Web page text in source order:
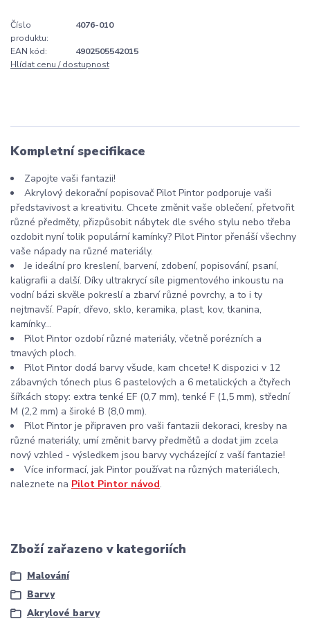
Číslo
produktu:
4076-010
EAN kód:
4902505542015
Hlídat cenu / dostupnost
Kompletní specifikace
Zapojte vaši fantazii!
Akrylový dekorační popisovač Pilot Pintor podporuje vaši
představivost a kreativitu. Chcete změnit vaše oblečení, přetvořit
různé předměty, přizpůsobit nábytek dle svého stylu nebo třeba
ozdobit nyní tolik populární kamínky? Pilot Pintor přenáší všechny
vaše nápady na různé materiály.
Je ideální pro kreslení, barvení, zdobení, popisování, psaní,
kaligrafii a další. Díky ultrakrycí síle pigmentového inkoustu na
vodní bázi skvěle pokreslí a zbarví různé povrchy, a to i ty
nejtmavší. Papír, dřevo, sklo, keramika, plast, kov, tkanina,
kamínky...
Pilot Pintor ozdobí různé materiály, včetně porézních a
tmavých ploch.
Pilot Pintor dodá barvy všude, kam chcete! K dispozici v 12
zábavných tónech plus 6 pastelových a 6 metalických a čtyřech
šířkách stopy: extra tenké EF (0,7 mm), tenké F (1,5 mm), střední
M (2,2 mm) a široké B (8,0 mm).
Pilot Pintor je připraven pro vaši fantazii dekoraci, kresby na
různé materiály, umí změnit barvy předmětů a dodat jim zcela
nový vzhled - výsledkem jsou barvy vycházející z vaší fantazie!
Více informací, jak Pintor používat na různých materiálech,
naleznete na Pilot Pintor návod.
Zboží zařazeno v kategoriích
Malování
Barvy
Akrylové barvy